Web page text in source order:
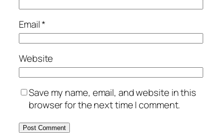
Email*
Website
Save my name, email, and website in this
browser for the next time I comment.